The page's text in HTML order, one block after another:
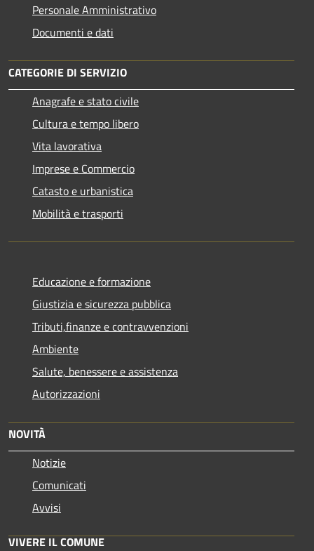
Personale Amministrativo
Documenti e dati
CATEGORIE DI SERVIZIO
Anagrafe e stato civile
Cultura e tempo libero
Vita lavorativa
Imprese e Commercio
Catasto e urbanistica
Mobilità e trasporti
Educazione e formazione
Giustizia e sicurezza pubblica
Tributi,finanze e contravvenzioni
Ambiente
Salute, benessere e assistenza
Autorizzazioni
NOVITÀ
Notizie
Comunicati
Avvisi
VIVERE IL COMUNE